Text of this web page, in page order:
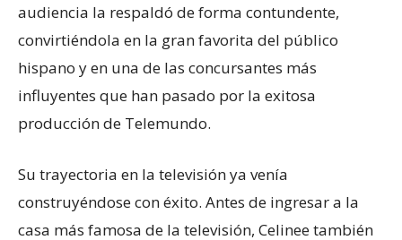
audiencia la respaldó de forma contundente,
convirtiéndola en la gran favorita del público
hispano y en una de las concursantes más
influyentes que han pasado por la exitosa
producción de Telemundo.
Su trayectoria en la televisión ya venía
construyéndose con éxito. Antes de ingresar a la
casa más famosa de la televisión, Celinee también